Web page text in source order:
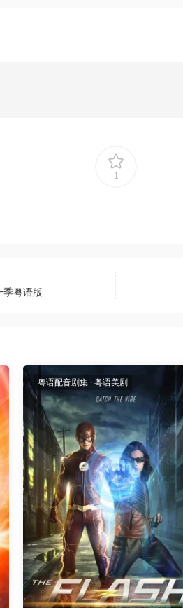
1
季粤语版
粤语配音剧集· 粤语美剧